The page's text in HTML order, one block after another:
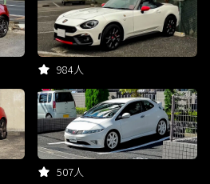
984人
507人